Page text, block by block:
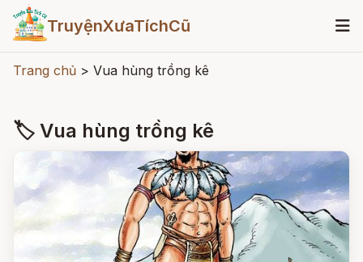
TruyệnXưaTíchCũ
Trang chủ > Vua hùng trồng kê
🏷 Vua hùng trồng kê